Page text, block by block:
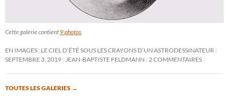
Cette galerie contient 9 photos
EN IMAGES : LE CIEL D’ÉTÉ SOUS LES CRAYONS D’UN ASTRODESSINATEUR
SEPTEMBRE 3, 2019
JEAN-BAPTISTE FELDMANN 2 COMMENTAIRES
TOUTES LES GALERIES →